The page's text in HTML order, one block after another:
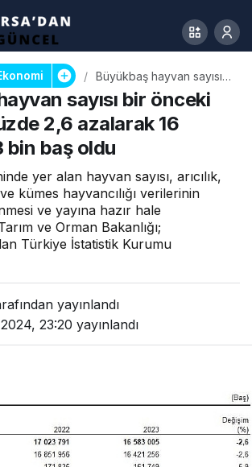
Büyükbaş hayvan sayısı
bir önceki yıla göre
yüzde 2,6 azalarak 16
milyon 583 bin baş oldu
sayısı bir önceki
2,6 azalarak 16
bin baş oldu
yer alan hayvan sayısı, arıcılık,
kümes hayvancılığı verilerinin
ve yayına hazır hale
ve Orman Bakanlığı;
Türkiye İstatistik Kurumu
yayınlandı
23:20 yayınlandı